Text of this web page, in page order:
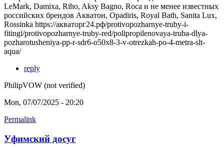
LeMark, Damixa, Riho, Aksy Bagno, Roca и не менее известных
российских брендов Акватон, Opadiris, Royal Bath, Sanita Lux,
Rossinka https://акваторг24.рф/protivopozharnye-truby-i-
fitingi/protivopozharnye-truby-red/polipropilenovaya-truba-dlya-
pozharotusheniya-pp-r-sdr6-o50x8-3-v-otrezkah-po-4-metra-slt-
aqua/
reply
PhilipVOW (not verified)
Mon, 07/07/2025 - 20:20
Permalink
Уфимский досуг